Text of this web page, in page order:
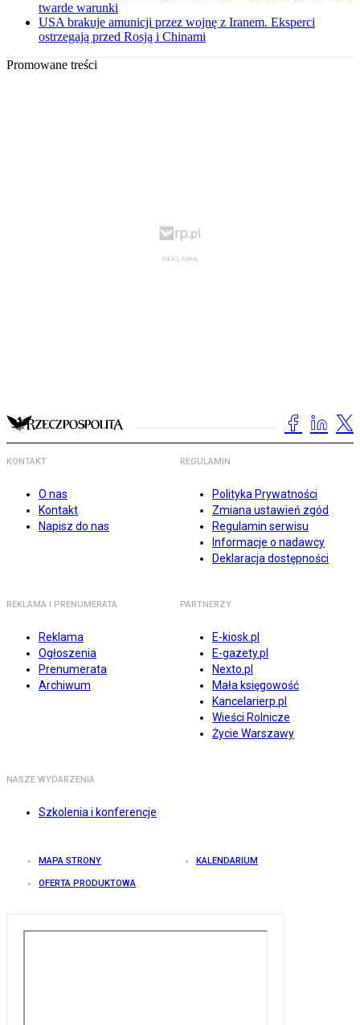
twarde warunki
USA brakuje amunicji przez wojnę z Iranem. Eksperci
ostrzegają przed Rosją i Chinami
Promowane treści
KONTAKT
O nas
Kontakt
Napisz do nas
REGULAMIN
Polityka Prywatności
Zmiana ustawień zgód
Regulamin serwisu
Informacje o nadawcy
Deklaracja dostępności
REKLAMA I PRENUMERATA
Reklama
Ogłoszenia
Prenumerata
Archiwum
PARTNERZY
E-kiosk.pl
E-gazety.pl
Nexto.pl
Mała księgowość
Kancelarierp.pl
Wieści Rolnicze
Życie Warszawy
NASZE WYDARZENIA
Szkolenia i konferencje
MAPA STRONY KALENDARIUM
OFERTA PRODUKTOWA